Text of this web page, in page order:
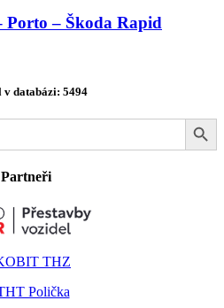
Porto – Škoda Rapid
v databázi: 5494
Search Button
Partneři